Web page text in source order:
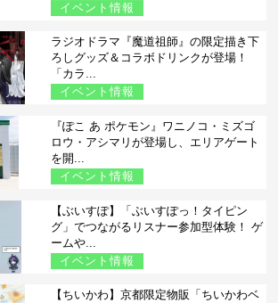
イベント情報
ラジオドラマ『魔道祖師』の限定描き下
ろしグッズ＆コラボドリンクが登場！
「カラ...
イベント情報
『ぽこ あ ポケモン』ワニノコ・ミズゴ
ロウ・アシマリが登場し、エリアゲート
を開...
イベント情報
【ぶいすぽ】「ぶいすぽっ！タイピン
グ」でつながるリスナー参加型体験！ ゲ
ームや...
イベント情報
【ちいかわ】京都限定物販「ちいかわベ